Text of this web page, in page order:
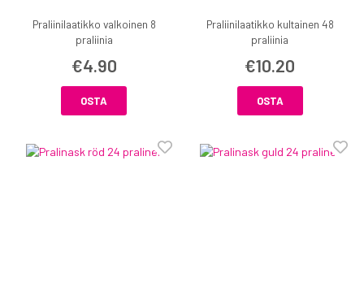
Praliinilaatikko valkoinen 8
praliinia
€4.90
OSTA
Praliinilaatikko kultainen 48
praliinia
€10.20
OSTA